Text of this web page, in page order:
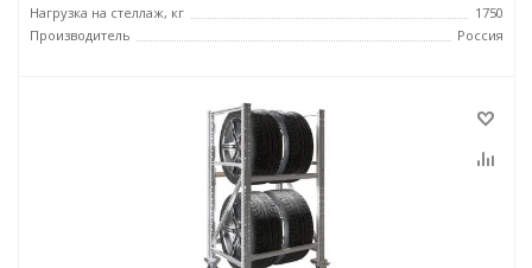
Нагрузка на стеллаж, кг
1750
Производитель
Россия